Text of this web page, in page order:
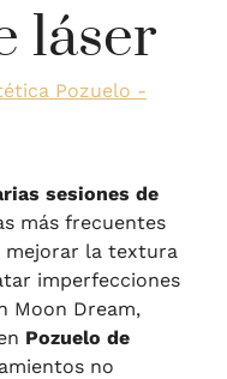
láser
Pozuelo -
sesiones de
más frecuentes
mejorar la textura
imperfecciones
Moon Dream,
Pozuelo de
no